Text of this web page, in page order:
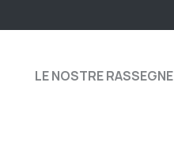
LE NOSTRE RASSEGNE